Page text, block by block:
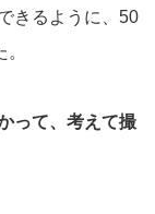
きるように、50
って、考えて撮